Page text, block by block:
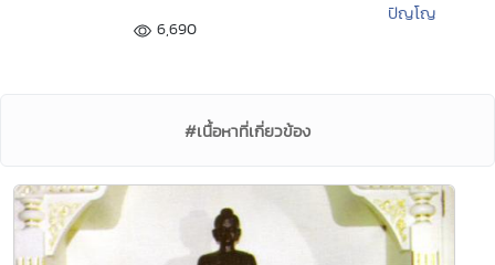
6,690
ปัญโญ
#เนื้อหาที่เกี่ยวข้อง